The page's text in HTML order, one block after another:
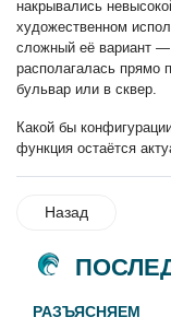
накрывались
художественном
сложный её вариант —
располагалась прямо
бульвар или в сквер.
Какой бы
функция остаётся
Назад
РАЗЪЯСНЯЕМ